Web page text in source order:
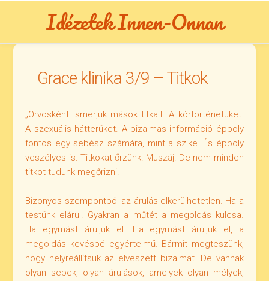
Idézetek Innen-Onnan
Grace klinika 3/9 – Titkok
„Orvosként ismerjük mások titkait. A kórtörténetüket.
A szexuális hátterüket. A bizalmas információ éppoly
fontos egy sebész számára, mint a szike. És éppoly
veszélyes is. Titkokat őrzünk. Muszáj. De nem minden
titkot tudunk megőrizni.
…
Bizonyos szempontból az árulás elkerülhetetlen. Ha a
testünk elárul. Gyakran a műtét a megoldás kulcsa.
Ha egymást áruljuk el. Ha egymást áruljuk el, a
megoldás kevésbé egyértelmű. Bármit megteszünk,
hogy helyreállítsuk az elveszett bizalmat. De vannak
olyan sebek, olyan árulások, amelyek olyan mélyek,